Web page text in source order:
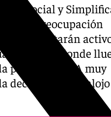
Social y
una «preocupación
rojo. Estarán
«donde
por una DANA muy
decisión de